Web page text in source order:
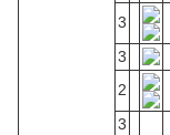
3
3
2
3